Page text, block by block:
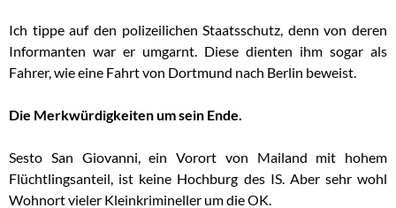
Ich tippe auf den polizeilichen Staatsschutz, denn von deren
Informanten war er umgarnt. Diese dienten ihm sogar als
Fahrer, wie eine Fahrt von Dortmund nach Berlin beweist.
Die Merkwürdigkeiten um sein Ende.
Sesto San Giovanni, ein Vorort von Mailand mit hohem
Flüchtlingsanteil, ist keine Hochburg des IS. Aber sehr wohl
Wohnort vieler Kleinkrimineller um die OK.